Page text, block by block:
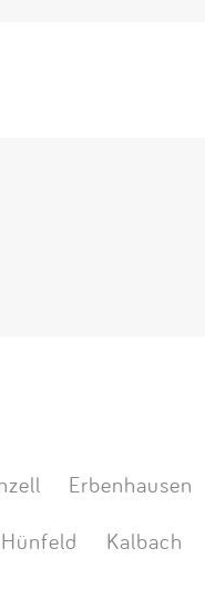
Erbenhausen
Hünfeld Kalbach